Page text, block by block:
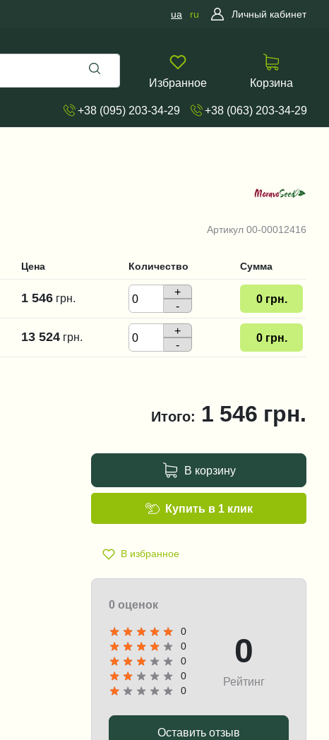
ua ru Личный кабинет
Избранное Корзина
+38 (095) 203-34-29 +38 (063) 203-34-29
Артикул 00-00012416
Цена Количество Сумма
1 546 грн.
+
-
0 грн.
13 524 грн.
+
-
0 грн.
Итого: 1 546 грн.
В корзину
В избранное
Купить в 1 клик
0 оценок
0
0
0
0
0
0
Рейтинг
Оставить отзыв